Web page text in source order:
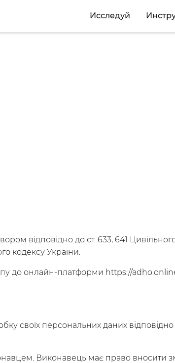
Исследуй
відповідно до ст. 633, 641
кодексу України.
до онлайн-платформи https://
своїх персональних даних відповідно
Виконавець має право вносити